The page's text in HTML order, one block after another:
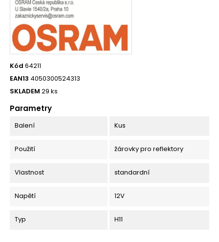
Kód 64211
EAN13 4050300524313
SKLADEM 29 ks
Parametry
Balení Kus
Použití žárovky pro reflektory
Vlastnost standardní
Napětí 12V
Typ H11